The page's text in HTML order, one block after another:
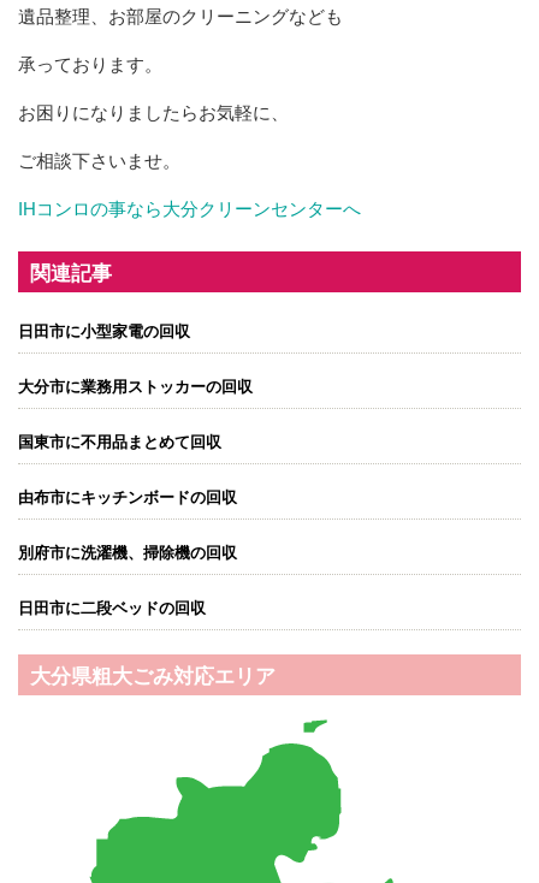
遺品整理、お部屋のクリーニングなども
承っております。
お困りになりましたらお気軽に、
ご相談下さいませ。
IHコンロの事なら大分クリーンセンターへ
関連記事
日田市に小型家電の回収
大分市に業務用ストッカーの回収
国東市に不用品まとめて回収
由布市にキッチンボードの回収
別府市に洗濯機、掃除機の回収
日田市に二段ベッドの回収
大分県粗大ごみ対応エリア